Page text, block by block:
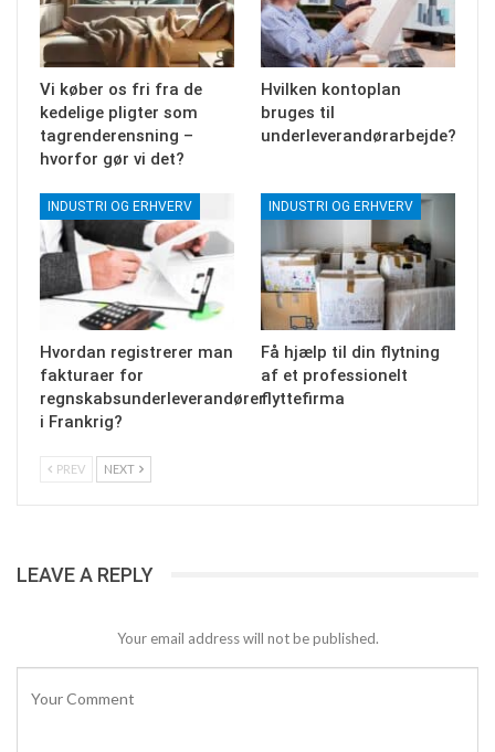
Vi køber os fri fra de
kedelige pligter som
tagrenderensning –
hvorfor gør vi det?
Hvilken kontoplan
bruges til
underleverandørarbejde?
INDUSTRI OG ERHVERV
Hvordan registrerer man
fakturaer for
regnskabsunderleverandører
i Frankrig?
INDUSTRI OG ERHVERV
Få hjælp til din flytning
af et professionelt
flyttefirma
PREV NEXT
LEAVE A REPLY
Your email address will not be published.